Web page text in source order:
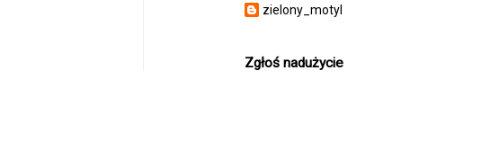
zielony_motyl
Zgłoś nadużycie